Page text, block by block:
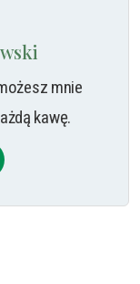
mnie
kawę.